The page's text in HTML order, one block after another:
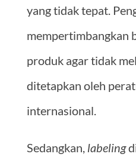
yang tidak tepat.
mempertimbangkan
produk agar tidak
ditetapkan oleh
internasional.
Sedangkan, labeling